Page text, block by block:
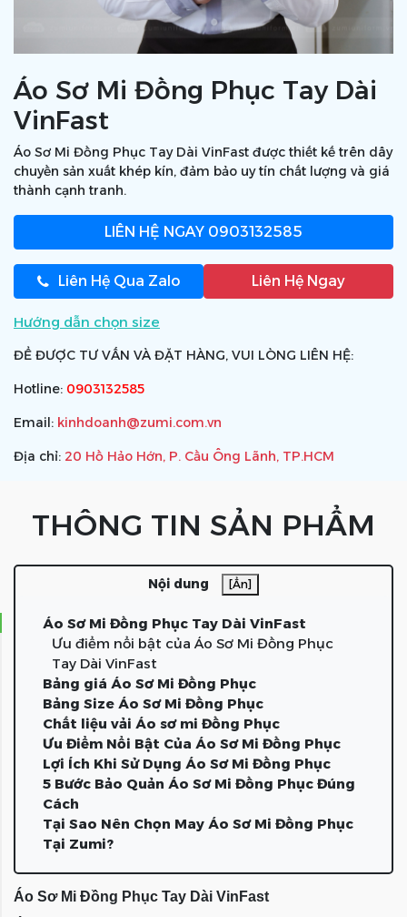
Áo Sơ Mi Đồng Phục Tay Dài
VinFast
Áo Sơ Mi Đồng Phục Tay Dài VinFast được thiết kế trên dây
chuyền sản xuất khép kín, đảm bảo uy tín chất lượng và giá
thành cạnh tranh.
LIÊN HỆ NGAY 0903132585
Liên Hệ Qua Zalo Liên Hệ Ngay
Hướng dẫn chọn size
ĐỂ ĐƯỢC TƯ VẤN VÀ ĐẶT HÀNG, VUI LÒNG LIÊN HỆ:
Hotline: 0903132585
Email: kinhdoanh@zumi.com.vn
Địa chỉ: 20 Hồ Hảo Hớn, P. Cầu Ông Lãnh, TP.HCM
THÔNG TIN SẢN PHẨM
Nội dung [Ẩn]
Áo Sơ Mi Đồng Phục Tay Dài VinFast
Ưu điểm nổi bật của Áo Sơ Mi Đồng Phục
Tay Dài VinFast
Bảng giá Áo Sơ Mi Đồng Phục
Bảng Size Áo Sơ Mi Đồng Phục
Chất liệu vải Áo sơ mi Đồng Phục
Ưu Điểm Nổi Bật Của Áo Sơ Mi Đồng Phục
Lợi Ích Khi Sử Dụng Áo Sơ Mi Đồng Phục
5 Bước Bảo Quản Áo Sơ Mi Đồng Phục Đúng
Cách
Tại Sao Nên Chọn May Áo Sơ Mi Đồng Phục
Tại Zumi?
Áo Sơ Mi Đồng Phục Tay Dài VinFast